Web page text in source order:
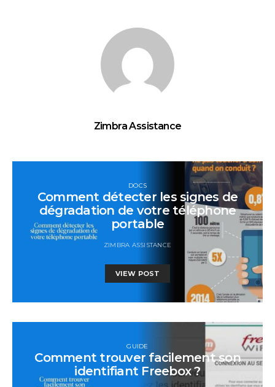
Zimbra Assistance
DOCS
Comment détecter les signes de
dégradation de votre téléphone
portable
ZIMBRA ASSISTANCE
VIEW POST
GUIDE
Comment trouver facilement son
identifiant Freebox ?